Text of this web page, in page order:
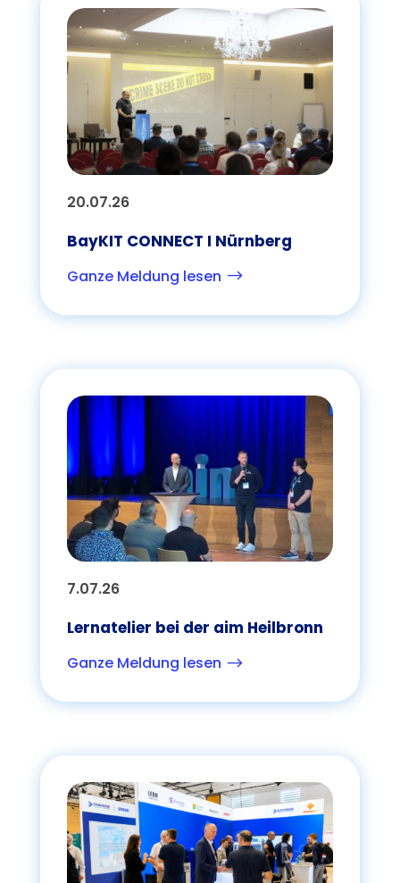
20.07.26
BayKIT CONNECT I Nürnberg
Ganze Meldung lesen $
7.07.26
Lernatelier bei der aim Heilbronn
Ganze Meldung lesen $